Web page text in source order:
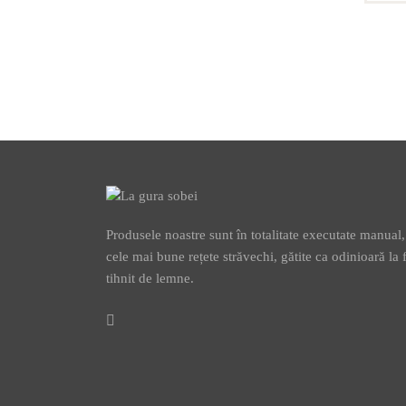
Produsele noastre sunt în totalitate executate
cele mai bune rețete străvechi, gătite ca odinioară la
tihnit de lemne.